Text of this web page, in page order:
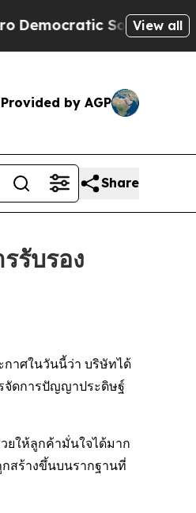
Socialists ofView all
Provided by AGP
Share
รับรอง
กาศในวันนี้ว่า บริษัทได้
จัดการปัญญาประดิษฐ์
ยให้ลูกค้ามั่นใจได้มาก
สร้างขึ้นบนรากฐานที่